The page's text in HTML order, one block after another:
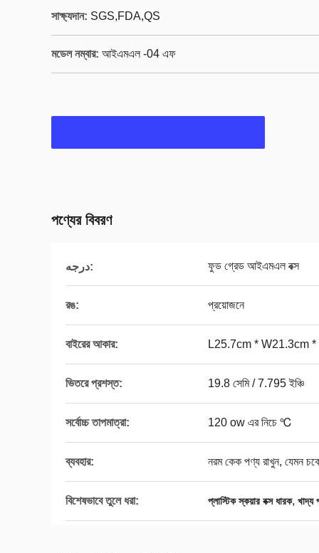
সাক্ষ্যদান: SGS,FDA,QS
মডেল নম্বার: আইএমএল -04 এফ
পণ্যের বিবরণ
درجه: ফুড গ্রেড আইএমএল বক্স
রঙ: প্রয়োজনে
বাইরের আকার: L25.7cm * W21.3cm
ভিতরে প্রশস্ত: 19.8 সেমি / 7.795 ইঞ্চি
সর্বোচ্চ তাপমাত্রা: 120 ow এর নিচে ℃
ব্যবহার: নরম কেক পণ্য রাখুন, যেমন
বিশেষভাবে তুলে ধরা: প্লাস্টিক স্কয়ার বক্স ধারক, খাদ্য